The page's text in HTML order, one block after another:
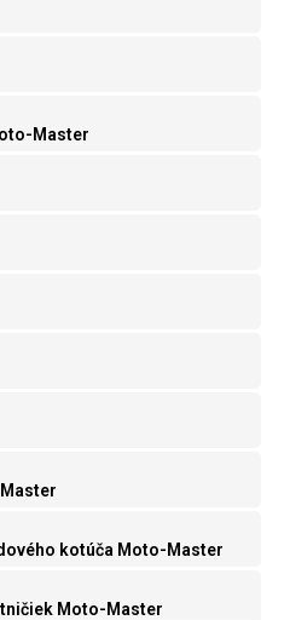
Master
kotúča Moto-Master
Moto-Master